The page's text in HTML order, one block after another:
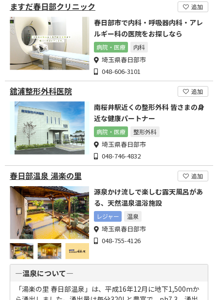
ますだ春日部クリニック 追加
春日部市で内科・呼吸器内科・アレ
ルギー科の医院をお探しなら
病院・医療 内科
埼玉県春日部市
048-606-3101
舘浦整形外科医院 追加
南桜井駅近くの整形外科 皆さまの身
近な健康パートナー
病院・医療 整形外科
埼玉県春日部市
048-746-4832
春日部温泉 湯楽の里 追加
源泉かけ流しで楽しむ露天風呂があ
る、天然温泉温浴施設
レジャー 温泉
埼玉県春日部市
048-755-4126
―温泉について―
「湯楽の里 春日部温泉」は、平成16年12月に地下1,500mか